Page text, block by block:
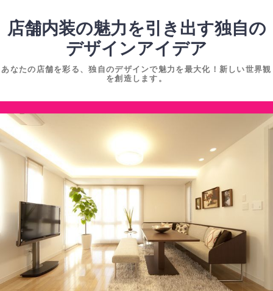
ツ
ッ
プ
店舗内装の魅力を引き出す独自の
デザインアイデア
あなたの店舗を彩る、独自のデザインで魅力を最大化！新しい世界観
を創造します。
コ
ン
ス